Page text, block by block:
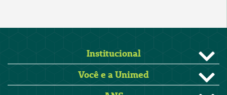
Institucional
Você e a Unimed